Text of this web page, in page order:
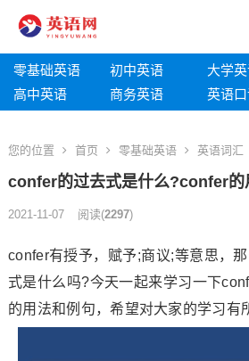
零基础英语 初中英语 大学
高中英语
商务英语 英语
您的位置 首页 零基础英语 英语词汇
confer的过去式是什么?confer的
2021-11-07 阅读(2297)
confer有授予，赋予;商议;等意思，
式是什么吗?今天一起来学习一下
的用法和例句，希望对大家的学习有